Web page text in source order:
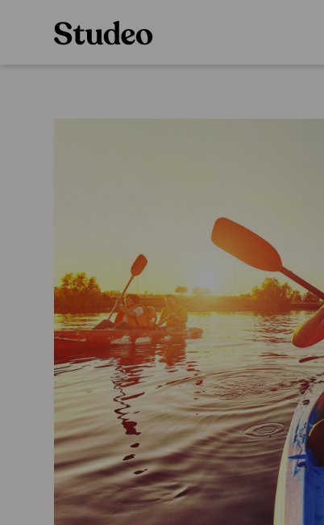
Kokeilutarjous
Ainstain
KIRJAUDU
Hinnasto
Tilaa
Yläkoulun
Hinnasto